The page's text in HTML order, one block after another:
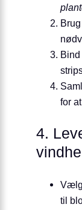
Brug
for
4.
Vælg
til